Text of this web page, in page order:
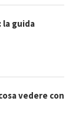
la guida
vedere con